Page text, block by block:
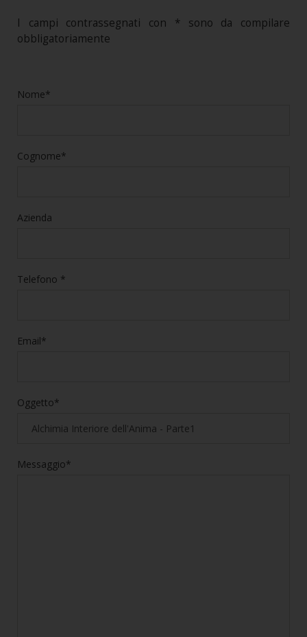
I campi contrassegnati con * sono da compilare
obbligatoriamente
Nome*
Cognome*
Azienda
Telefono *
Email*
Oggetto*
Messaggio*